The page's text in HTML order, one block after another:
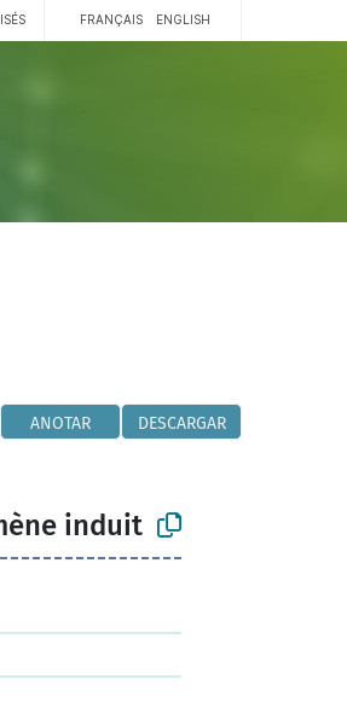
FRANÇAIS ENGLISH
ANOTAR DESCARGAR
induit